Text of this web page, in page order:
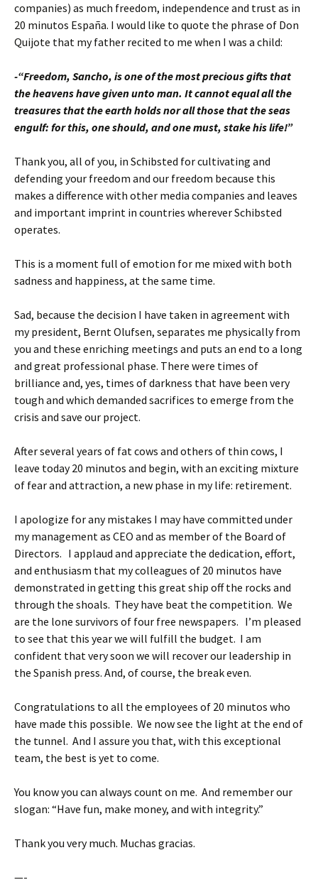
companies) as much freedom, independence and trust as in
20 minutos España. I would like to quote the phrase of Don
Quijote that my father recited to me when I was a child:
-“Freedom, Sancho, is one of the most precious gifts that
the heavens have given unto man. It cannot equal all the
treasures that the earth holds nor all those that the seas
engulf: for this, one should, and one must, stake his life!”
Thank you, all of you, in Schibsted for cultivating and
defending your freedom and our freedom because this
makes a difference with other media companies and leaves
and important imprint in countries wherever Schibsted
operates.
This is a moment full of emotion for me mixed with both
sadness and happiness, at the same time.
Sad, because the decision I have taken in agreement with
my president, Bernt Olufsen, separates me physically from
you and these enriching meetings and puts an end to a long
and great professional phase. There were times of
brilliance and, yes, times of darkness that have been very
tough and which demanded sacrifices to emerge from the
crisis and save our project.
After several years of fat cows and others of thin cows, I
leave today 20 minutos and begin, with an exciting mixture
of fear and attraction, a new phase in my life: retirement.
I apologize for any mistakes I may have committed under
my management as CEO and as member of the Board of
Directors. I applaud and appreciate the dedication, effort,
and enthusiasm that my colleagues of 20 minutos have
demonstrated in getting this great ship off the rocks and
through the shoals. They have beat the competition. We
are the lone survivors of four free newspapers. I’m pleased
to see that this year we will fulfill the budget. I am
confident that very soon we will recover our leadership in
the Spanish press. And, of course, the break even.
Congratulations to all the employees of 20 minutos who
have made this possible. We now see the light at the end of
the tunnel. And I assure you that, with this exceptional
team, the best is yet to come.
You know you can always count on me. And remember our
slogan: “Have fun, make money, and with integrity.”
Thank you very much. Muchas gracias.
—-